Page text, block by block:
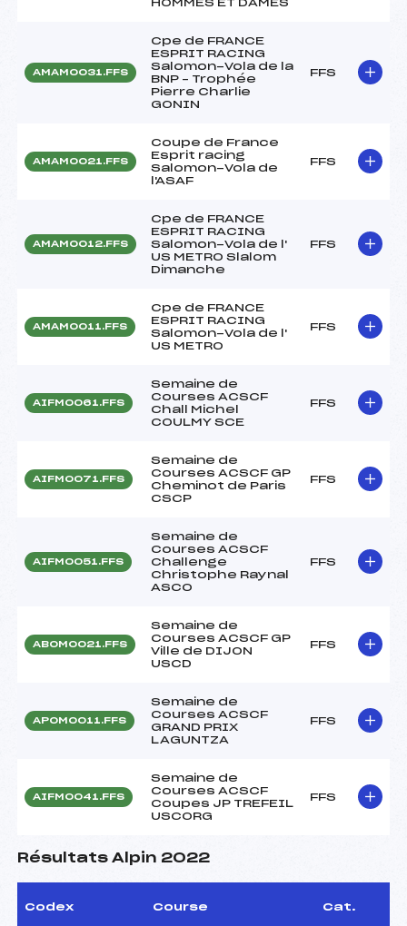
HOMMES ET DAMES
AMAM0031.FFS
Cpe de FRANCE
ESPRIT RACING
Salomon-Vola de la
BNP – Trophée
Pierre Charlie
GONIN
FFS
AMAM0021.FFS
Coupe de France
Esprit racing
Salomon-Vola de
l'ASAF
FFS
AMAM0012.FFS
Cpe de FRANCE
ESPRIT RACING
Salomon-Vola de l'
US METRO Slalom
Dimanche
FFS
AMAM0011.FFS
Cpe de FRANCE
ESPRIT RACING
Salomon-Vola de l'
US METRO
FFS
AIFM0061.FFS
Semaine de
Courses ACSCF
Chall Michel
COULMY SCE
FFS
AIFM0071.FFS
Semaine de
Courses ACSCF GP
Cheminot de Paris
CSCP
FFS
AIFM0051.FFS
Semaine de
Courses ACSCF
Challenge
Christophe Raynal
ASCO
FFS
ABOM0021.FFS
Semaine de
Courses ACSCF GP
Ville de DIJON
USCD
FFS
APOM0011.FFS
Semaine de
Courses ACSCF
GRAND PRIX
LAGUNTZA
FFS
AIFM0041.FFS
Semaine de
Courses ACSCF
Coupes JP TREFEIL
USCORG
FFS
Résultats Alpin 2022
Codex Course Cat.